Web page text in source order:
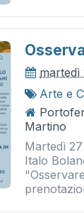
martedì
Arte e
Martino
Martedì
Italo